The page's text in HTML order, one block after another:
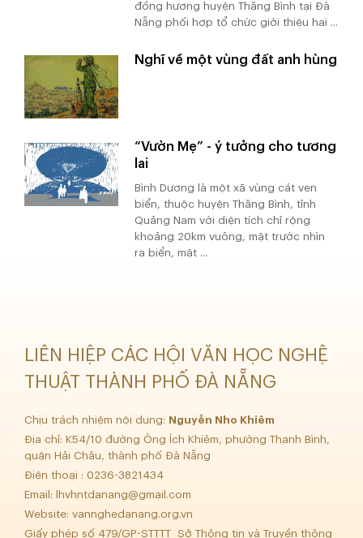
đồng hương huyện Thăng Bình tại Đà
Nẵng phối hợp tổ chức giới thiệu hai ...
Nghĩ về một vùng đất anh hùng
“Vườn Mẹ” - ý tưởng cho tương
lai
Bình Dương là một xã vùng cát ven
biển, thuộc huyện Thăng Bình, tỉnh
Quảng Nam với diện tích chỉ rộng
khoảng 20km vuông, mặt trước nhìn
ra biển, mặt ...
LIÊN HIỆP CÁC HỘI VĂN HỌC NGHỆ
THUẬT THÀNH PHỐ ĐÀ NẴNG
Chịu trách nhiệm nội dung:
Nguyễn Nho Khiêm
Địa chỉ: K54/10 đường Ông Ích Khiêm, phường Thanh Bình,
quận Hải Châu, thành phố Đà Nẵng
Điện thoại : 0236-3821434
Email:
lhvhntdanang@gmail.com
Website: vannghedanang.org.vn
Giấy phép số 479/GP-STTTT Sở Thông tin và Truyền thông